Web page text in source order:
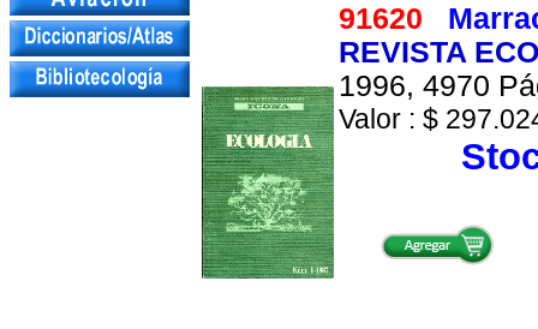
91620
REVISTA
1996, 4970
Valor : $